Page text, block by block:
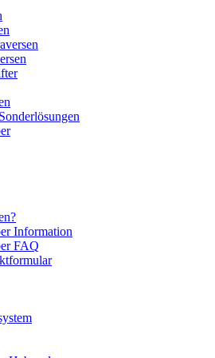
Information
FAQ